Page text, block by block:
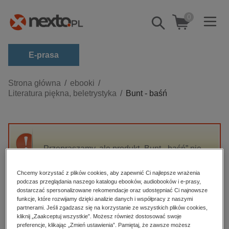
Pokaż/schowaj
wyszukiwarkę
0
E-prasa
Kategorie
Zobacz wszystkie E-prasa
budownictwo, aranżacja wnętrz
darmowe wydania
edukacja
hobby, sport, rozrywka
komputery, internet, technologie, informatyka
Strona główna
ebooki
Literatura piękna, beletrystyka
Bunt - baśń
Przepraszamy, ale produkt „Bunt - baśń” nie
High-contrast mode
Polecane
Chcemy korzystać z plików cookies, aby zapewnić Ci najlepsze wrażenia
podczas przeglądania naszego katalogu ebooków, audiobooków i e-prasy,
dostarczać spersonalizowane rekomendacje oraz udostępniać Ci najnowsze
funkcje, które rozwijamy dzięki analizie danych i współpracy z naszymi
partnerami. Jeśli zgadzasz się na korzystanie ze wszystkich plików cookies,
kliknij „Zaakceptuj wszystkie”. Możesz również dostosować swoje
preferencje, klikając „Zmień ustawienia”. Pamiętaj, że zawsze możesz